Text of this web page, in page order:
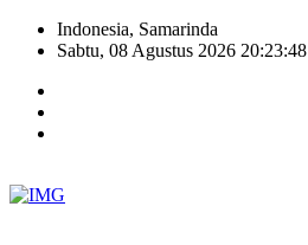
Indonesia, Samarinda
Sabtu, 08 Agustus 2026 20:23:48